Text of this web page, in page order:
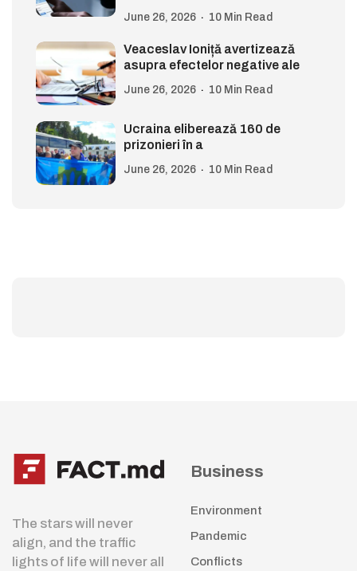
June 26, 2026 10 Min Read
Veaceslav Ioniță avertizează
asupra efectelor negative ale
June 26, 2026 10 Min Read
Ucraina eliberează 160 de
prizonieri în a
June 26, 2026 10 Min Read
The stars will never
align, and the traffic
lights of life will never all
Business
Environment
Pandemic
Conflicts